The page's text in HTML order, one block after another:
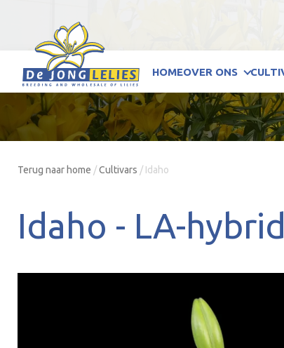
HOMEOVER ONS
Terug naar home /Cultivars / Idaho
Idaho - LA-